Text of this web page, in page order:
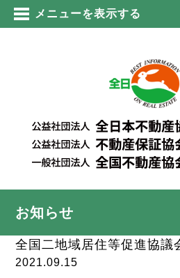
メニューを表示する
お知らせ
全国二地域居住等促進協議
2021.09.15